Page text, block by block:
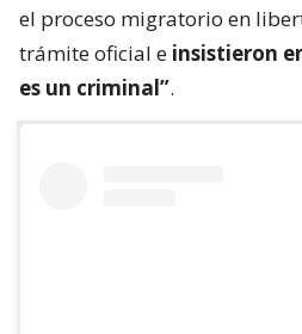
el proceso migratorio en
trámite oficial e insistieron
es un criminal”.